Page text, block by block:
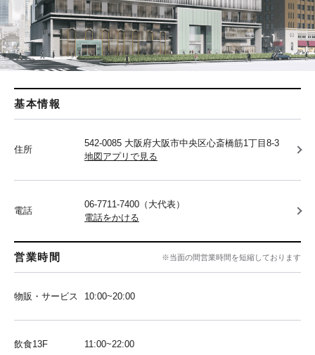
基本情報
住所
542-0085 大阪府大阪市中央区心斎橋筋1丁目8-3
地図アプリで見る
電話
06-7711-7400（大代表）
電話をかける
営業時間 ※当面の間営業時間を短縮しております
物販・サービス 10:00~20:00
飲食13F 11:00~22:00